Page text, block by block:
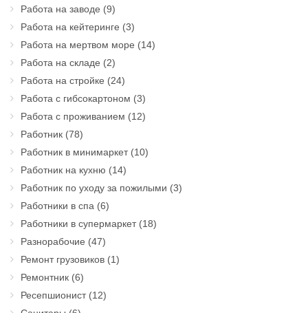
Работа на заводе (9)
Работа на кейтеринге (3)
Работа на мертвом море (14)
Работа на складе (2)
Работа на стройке (24)
Работа с гибсокартоном (3)
Работа с проживанием (12)
Работник (78)
Работник в минимаркет(10)
Работник на кухню (14)
Работник по уходу за пожилыми (3)
Работники в спа (6)
Работники в супермаркет(18)
Разнорабочие (47)
Ремонт грузовиков (1)
Ремонтник (6)
Ресепшионист(12)